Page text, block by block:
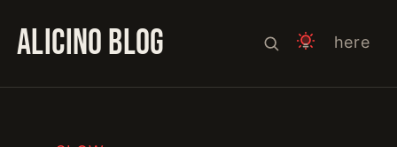
ALICINO BLOG here